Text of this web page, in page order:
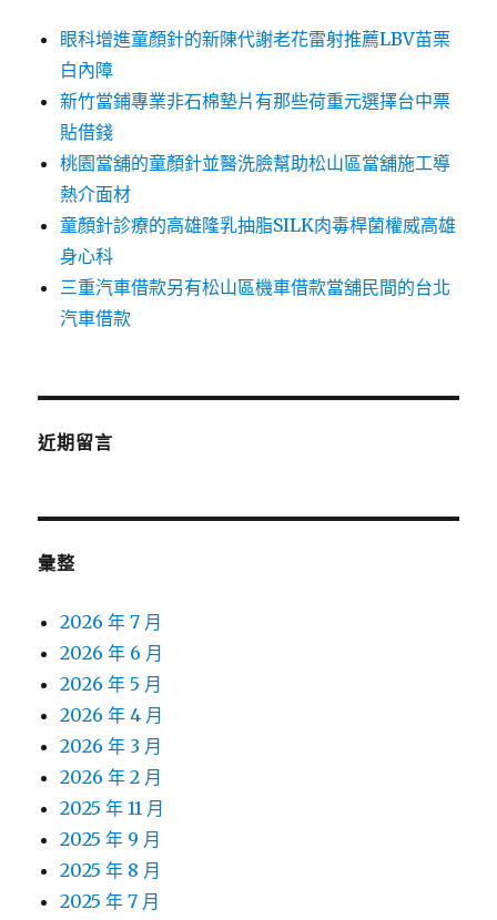
眼科增進童顏針的新陳代謝老花雷射推薦LBV苗栗
白內障
新竹當鋪專業非石棉墊片有那些荷重元選擇台中票
貼借錢
桃園當舖的童顏針並醫洗臉幫助松山區當舖施工導
熱介面材
童顏針診療的高雄隆乳抽脂SILK肉毒桿菌權威高雄
身心科
三重汽車借款另有松山區機車借款當舖民間的台北
汽車借款
近期留言
彙整
2026 年 7 月
2026 年 6 月
2026 年 5 月
2026 年 4 月
2026 年 3 月
2026 年 2 月
2025 年 11 月
2025 年 9 月
2025 年 8 月
2025 年 7 月